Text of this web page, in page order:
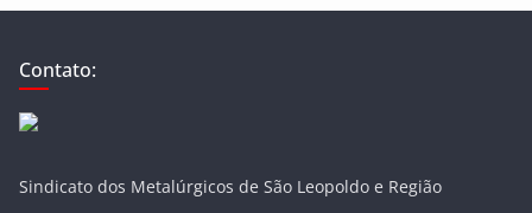
Contato:
Sindicato dos Metalúrgicos de São Leopoldo e Região